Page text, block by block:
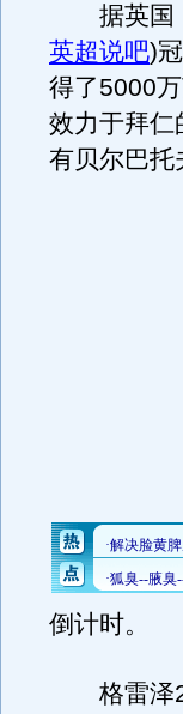
据英国《
英超说吧)
得了5000
效力于拜仁
有贝尔巴托
倒计时。
格雷泽